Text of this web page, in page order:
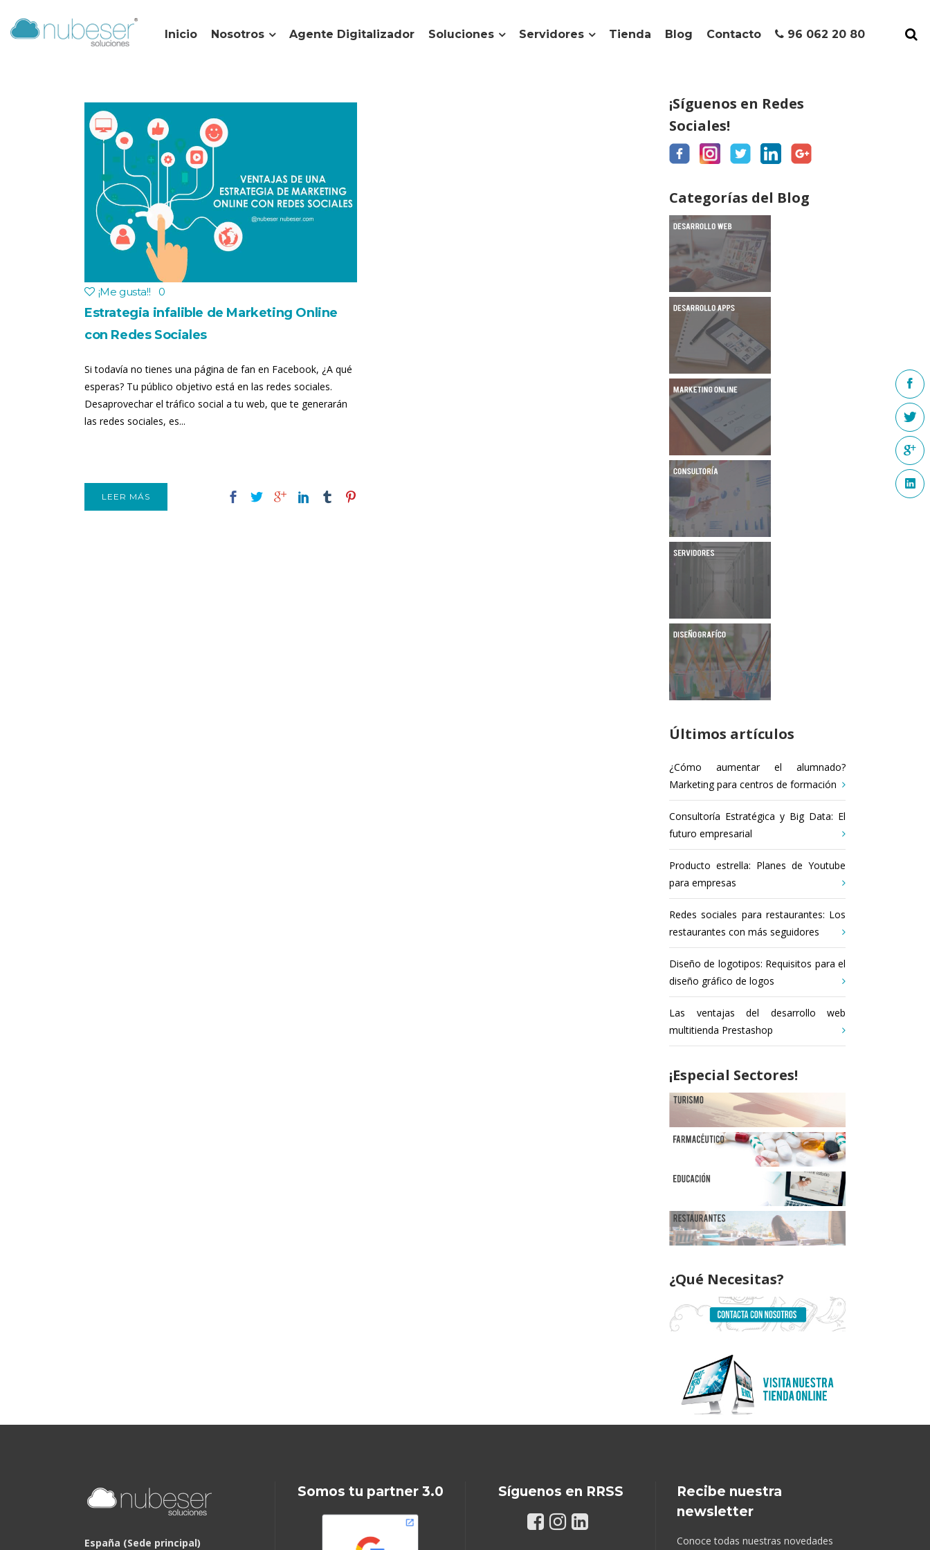
Inicio Nosotros Agente Digitalizador Soluciones Servidores Tienda Blog Contacto 96 062 20 80
¡Me gusta!! 0
Estrategia infalible de Marketing Online
con Redes Sociales
Si todavía no tienes una página de fan en Facebook, ¿A qué
esperas? Tu público objetivo está en las redes sociales.
Desaprovechar el tráfico social a tu web, que te generarán
las redes sociales, es...
LEER MÁS
¡Síguenos en Redes
Sociales!
Categorías del Blog
Últimos artículos
¿Cómo aumentar el alumnado?
Marketing para centros de formación
Consultoría Estratégica y Big Data: El
futuro empresarial
Producto estrella: Planes de Youtube
para empresas
Redes sociales para restaurantes: Los
restaurantes con más seguidores
Diseño de logotipos: Requisitos para el
diseño gráfico de logos
Las ventajas del desarrollo web
multitienda Prestashop
¡Especial Sectores!
¿Qué Necesitas?
España (Sede principal)
Somos tu partner 3.0 Síguenos en RRSS
Recibe nuestra
newsletter
Conoce todas nuestras novedades